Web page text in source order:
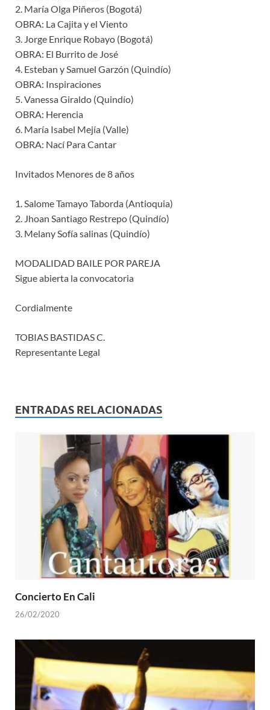
2. María Olga Piñeros (Bogotá)
OBRA: La Cajita y el Viento
3. Jorge Enrique Robayo (Bogotá)
OBRA: El Burrito de José
4. Esteban y Samuel Garzón (Quindío)
OBRA: Inspiraciones
5. Vanessa Giraldo (Quindío)
OBRA: Herencia
6. María Isabel Mejía (Valle)
OBRA: Nací Para Cantar
Invitados Menores de 8 años
1. Salome Tamayo Taborda (Antioquia)
2. Jhoan Santiago Restrepo (Quindío)
3. Melany Sofía salinas (Quindío)
MODALIDAD BAILE POR PAREJA
Sigue abierta la convocatoria
Cordialmente
TOBIAS BASTIDAS C.
Representante Legal
ENTRADAS RELACIONADAS
Concierto En Cali
26/02/2020